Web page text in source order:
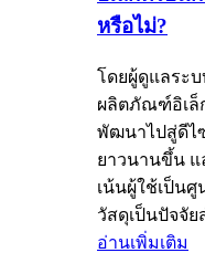
หรือไม่?
โดยผู้ดูแลระบ
ผลิตภัณฑ์อิเล็
พัฒนาไปสู่ดีไ
ยาวนานขึ้น
เน้นผู้ใช้เป็น
วัสดุเป็นปัจจั
อ่านเพิ่มเติม